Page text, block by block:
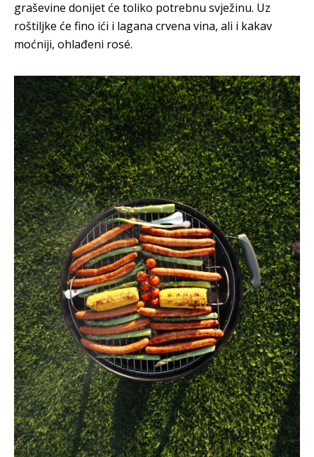
graševine donijet će toliko potrebnu svježinu. Uz
roštiljke će fino ići i lagana crvena vina, ali i kakav
moćniji, ohlađeni rosé.